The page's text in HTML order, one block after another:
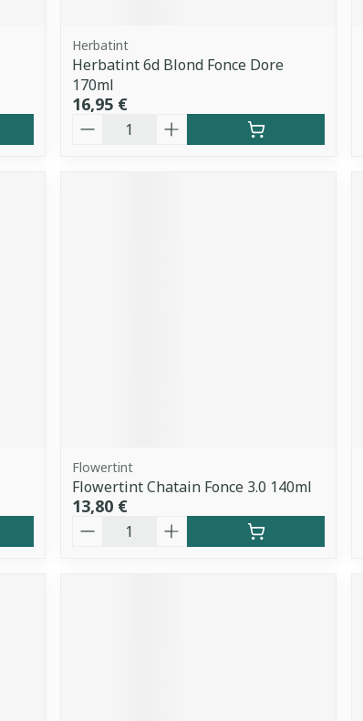
Herbatint
Herbatint 6d Blond Fonce Dore
170ml
16,95 €
Quantité
Flowertint
Flowertint Chatain Fonce 3.0 140ml
13,80 €
Quantité